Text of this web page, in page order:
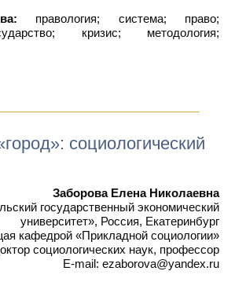
правология; система; право;
кризис; методология;
социологический
Заборова Елена Николаевна
государственный экономический
университет», Россия, Екатеринбург
кафедрой «Прикладной социологии»
социологических наук, профессор
E-mail: ezaborova@yandex.ru